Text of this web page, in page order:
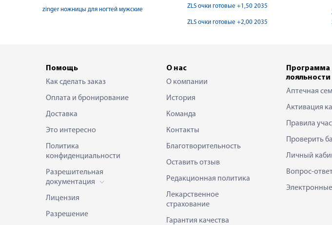
zinger ножницы для ногтей мужские
ZLS очки готовые +1,50 2035
ZLS очки готовые +2,00 2035
Помощь
Как сделать заказ
Оплата и бронирование
Доставка
Это интересно
Политика
конфиденциальности
Разрешительная
документация
Лицензия
Разрешение
О нас
О компании
История
Команда
Контакты
Благотворительность
Оставить отзыв
Редакционная политика
Лекарственное
страхование
Гарантия качества
Программа
лояльности
Аптечная
Активация
Правила
Проверить
Личный
Вопрос-